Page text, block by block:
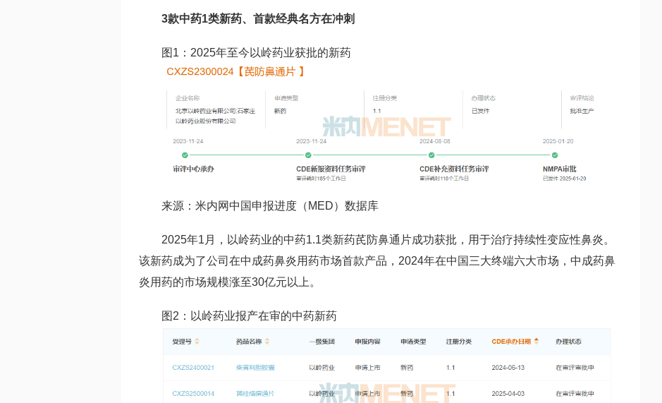
3款中药1类新药、首款经典名方在冲刺
图1：2025年至今以岭药业获批的新药
来源：米内网中国申报进度（MED）数据库
2025年1月，以岭药业的中药1.1类新药芪防鼻通片成功获批，用于治疗持续性变应性鼻炎。
该新药成为了公司在中成药鼻炎用药市场首款产品，2024年在中国三大终端六大市场，中成药鼻
炎用药的市场规模涨至30亿元以上。
图2：以岭药业报产在审的中药新药